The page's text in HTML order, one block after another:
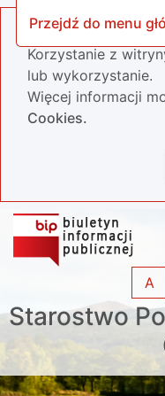
Przejdź do menu
Nasza strona
Korzystanie z
lub wykorzystanie.
Więcej informacji
Cookies.
Starostwo
A